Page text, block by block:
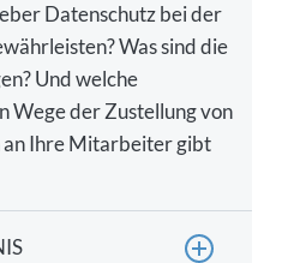
Datenschutz bei der
Was sind die
Und welche
Wege der Zustellung von
an Ihre Mitarbeiter gibt